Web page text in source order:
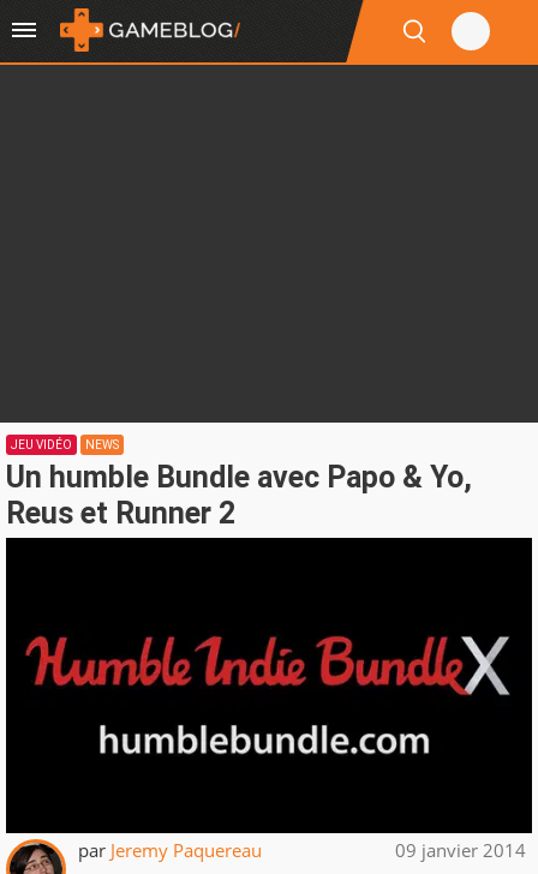
JEU VIDÉO NEWS
Un humble Bundle avec Papo & Yo,
Reus et Runner 2
par Jeremy Paquereau 09 janvier 2014